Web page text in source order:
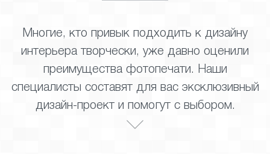
Многие, кто привык подходить к дизайну
интерьера творчески, уже давно оценили
преимущества фотопечати. Наши
специалисты составят для вас эксклюзивный
дизайн-проект и помогут с выбором.